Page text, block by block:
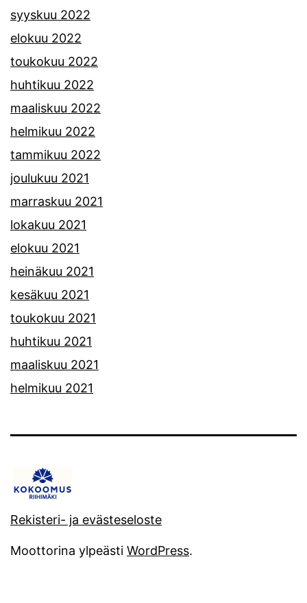
syyskuu 2022
elokuu 2022
toukokuu 2022
huhtikuu 2022
maaliskuu 2022
helmikuu 2022
tammikuu 2022
joulukuu 2021
marraskuu 2021
lokakuu 2021
elokuu 2021
heinäkuu 2021
kesäkuu 2021
toukokuu 2021
huhtikuu 2021
maaliskuu 2021
helmikuu 2021
Rekisteri- ja evästeseloste
Moottorina ylpeästi WordPress.